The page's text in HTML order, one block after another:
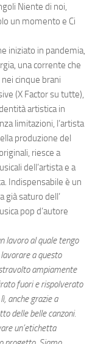
Niente di noi,
un momento e Ci
iniziato in pandemia,
una corrente che
cinque brani
(X Factor su tutte),
artistica in
limitazioni, l’artista
produzione del
riesce a
dell’artista e a
Indispensabile è un
già saturo dell’
pop d’autore
lavoro al quale tengo
a questo
ampiamente
fuori e rispolverato
anche grazie a
delle belle canzoni.
un’etichetta